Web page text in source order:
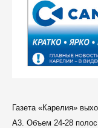
Газета «Карелия»
A3. Объем 24-28